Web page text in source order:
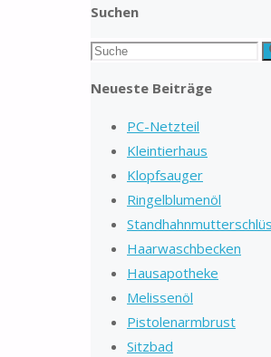
Suchen
Suchen
Neueste Beiträge
PC-Netzteil
Kleintierhaus
Klopfsauger
Ringelblumenöl
Haarwaschbecken
Hausapotheke
Melissenöl
Pistolenarmbrust
Sitzbad